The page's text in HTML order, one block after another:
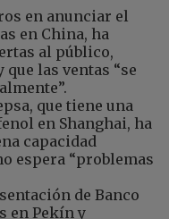
en anunciar el
en China, ha
al público,
las ventas “se
que tiene una
en Shanghai, ha
capacidad
espera “problemas
de Banco
en Pekín y